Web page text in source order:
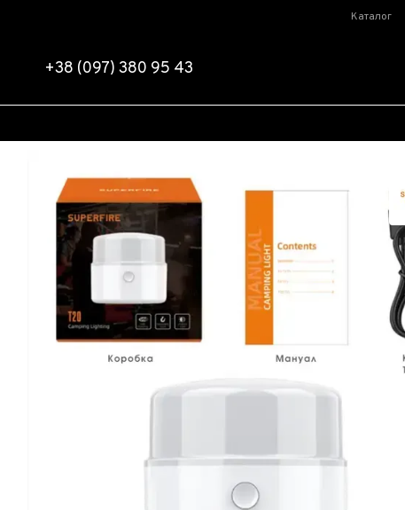
Каталог
+38 (097) 380 95 43